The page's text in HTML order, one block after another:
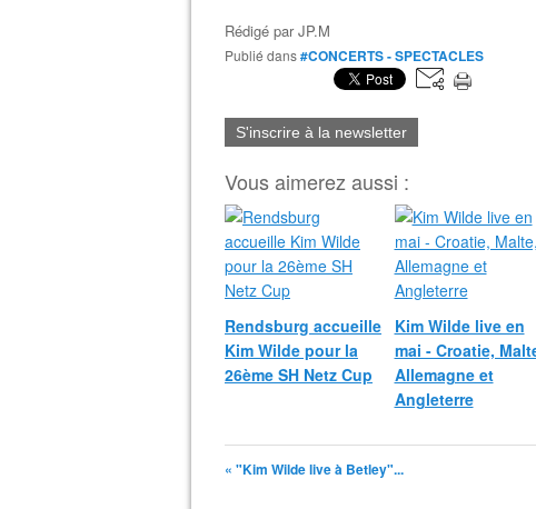
Rédigé parJP.M
Publié dans#CONCERTS - SPECTACLES
S'inscrire à la newsletter
Vous aimerez aussi :
Rendsburg accueille
Kim Wilde pour la
26ème SH Netz Cup
Kim Wilde live en
mai - Croatie,
Allemagne et
Angleterre
« "Kim Wilde live à Betley"...